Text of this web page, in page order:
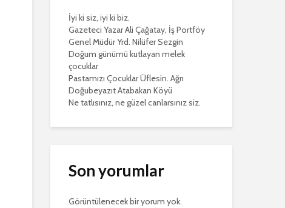
İyi ki siz, iyi ki biz.
Gazeteci Yazar Ali Çağatay, İş Portföy
Genel Müdür Yrd. Nilüfer Sezgin
Doğum günümü kutlayan melek
çocuklar
Pastamızı Çocuklar Üflesin. Ağrı
Doğubeyazıt Atabakan Köyü
Ne tatlısınız, ne güzel canlarsınız siz.
Son yorumlar
Görüntülenecek bir yorum yok.